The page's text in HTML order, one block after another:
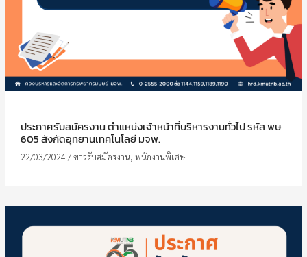
ประกาศรับสมัครงาน ตำแหน่งเจ้าหน้าที่บริหารงานทั่วไป รหัส พษ
605 สังกัดอุทยานเทคโนโลยี มจพ.
22/03/2024 /ข่าวรับสมัครงาน, พนักงานพิเศษ